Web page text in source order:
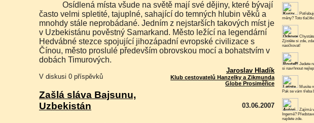
Osídlená místa všude na světě mají své dějiny, které bývají
často velmi spletité, tajuplné, sahající do temných hlubin věků a
mnohdy stále neprobádané. Jedním z nejstarších takových míst je
v Uzbekistánu pověstný Samarkand. Město ležící na legendární
Hedvábné stezce spojující jihozápadní evropské civilizace s
Čínou, město proslulé především obrovskou mocí a bohatstvím v
dobách Timurových.
V diskusi 0 příspěvků
Jaroslav Hladík
Klub cestovatelů Hanzelky a Zikmunda
Globe Prosiměřice
Zašlá sláva Bajsunu,
Uzbekistán
03.06.2007
měny? Toto
Zjistěte si zde,
naočkovat!
Jedete
si navrhnout
Musíte
Pak se vám třeba
Zajímá
Ingemě?
najdete zde.